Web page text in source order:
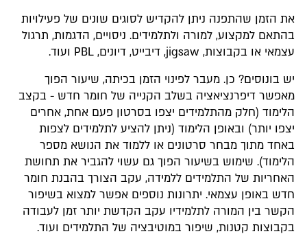
את הזמן שהתפנה ניתן להקדיש לסוגים שונים של פעילויות
בהתאם למקצוע, למורה ולתלמידים. ניסויים, הדגמות, תרגול
עצמאי או בקבוצות, jigsaw, דיבייט, דיונים, PBL ועוד.
יש בונוסים? כן. מעבר לפינוי הזמן בכיתה, שיעור הפוך
מאפשר דיפרנציאציה בשלב הקנייה של חומר חדש - בקצב
הלימוד (חלק מהתלמידים יצפו בסרטון פעם אחת, אחרים
יצפו יותר) ובאופן הלימוד (ניתן להציע לתלמידים לצפות
באחד מתוך מבחר סרטונים או ללמוד את הנושא מספר
הלימוד). שימוש בשיעור הפוך גם עשוי להגביר את תחושת
האחריות של התלמידים ללמידה, עקב הצורך בהבנת חומר
חדש באופן עצמאי. יתרונות נוספים אפשר למצוא בשיפור
הקשר בין המורה לתלמידיו עקב הקדשת יותר זמן לעבודה
בקבוצות קטנות, שיפור במוטיבציה של התלמידים ועוד.